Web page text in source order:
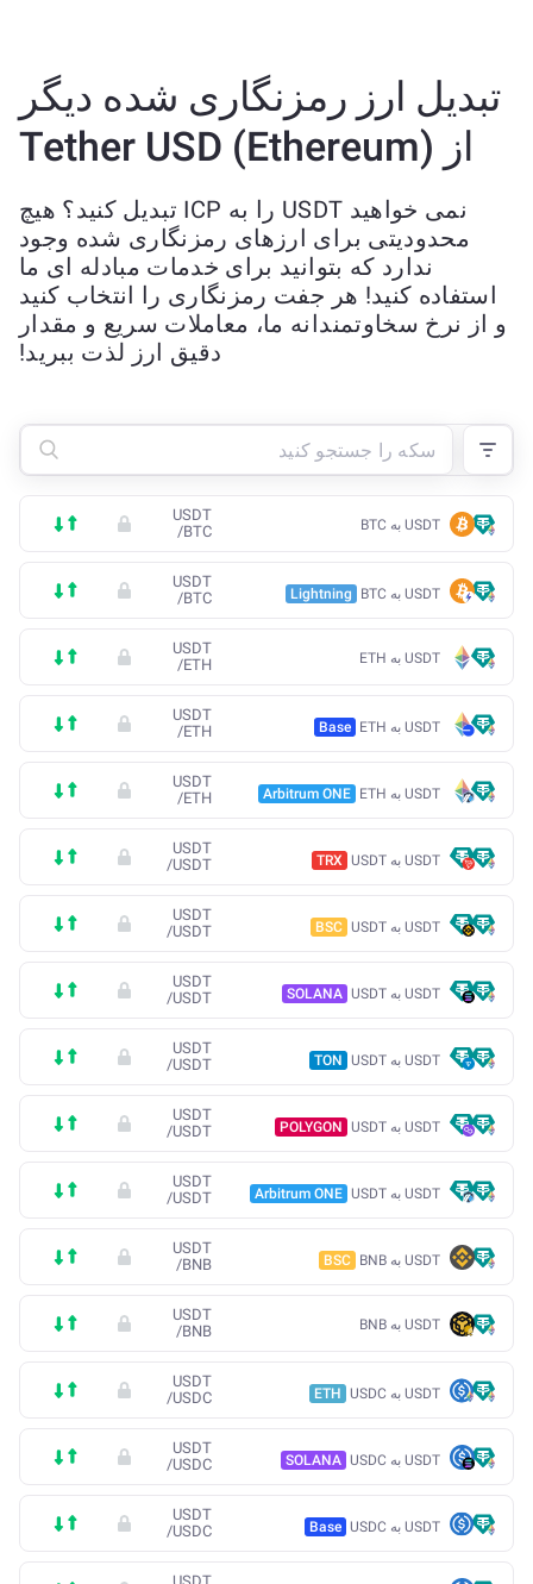
تبدیل ارز رمزنگاری شده دیگر
از Tether USD (Ethereum)
نمی خواهید USDT را به ICP تبدیل کنید؟ هیچ
محدودیتی برای ارزهای رمزنگاری شده وجود
ندارد که بتوانید برای خدمات مبادله ای ما
استفاده کنید! هر جفت رمزنگاری را انتخاب کنید
و از نرخ سخاوتمندانه ما، معاملات سریع و مقدار
دقیق ارز لذت ببرید!
USDT به BTC
USDT
/BTC
USDT به BTC Lightning
USDT
/BTC
USDT به ETH
USDT
/ETH
USDT به ETH Base
USDT
/ETH
USDT به ETH Arbitrum ONE
USDT
/ETH
USDT به USDT TRX
USDT
/USDT
USDT به USDT BSC
USDT
/USDT
USDT به USDT SOLANA
USDT
/USDT
USDT به USDT TON
USDT
/USDT
USDT به USDT POLYGON
USDT
/USDT
USDT به USDT Arbitrum ONE
USDT
/USDT
USDT به BNB BSC
USDT
/BNB
USDT به BNB
USDT
/BNB
USDT به USDC ETH
USDT
/USDC
USDT به USDC SOLANA
USDT
/USDC
USDT به USDC Base
USDT
/USDC